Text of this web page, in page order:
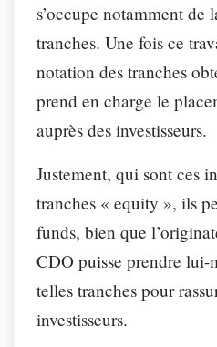
s’occupe notamment de
tranches. Une fois ce
notation des tranches
prend en charge le
auprès des investisseurs.
Justement, qui sont ces
tranches « equity », ils
funds, bien que
CDO puisse prendre lui-
telles tranches pour
investisseurs.